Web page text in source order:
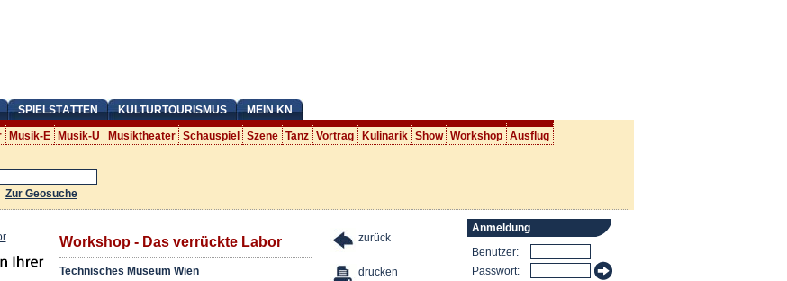
SPIELSTÄTTEN KULTURTOURISMUS MEIN KN
Musik-E Musik-U Musiktheater Schauspiel Szene Tanz Vortrag Kulinarik Show Workshop Ausflug
Zur Geosuche
Workshop - Das verrückte Labor
Technisches Museum Wien
zurück
drucken
Anmeldung
Benutzer:
Passwort: